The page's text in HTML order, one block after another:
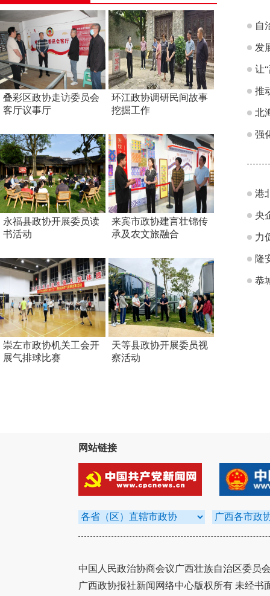
叠彩区政协走访委员会
客厅议事厅
环江政协调研民间故事
挖掘工作
永福县政协开展委员读
书活动
来宾市政协建言壮锦传
承及农文旅融合
崇左市政协机关工会开
展气排球比赛
天等县政协开展委员视
察活动
自
发
让
推
北
强
港
央
力
隆
恭
网站链接
中国人民政治协商会议广西壮族自治区委员
广西政协报社新闻网络中心版权所有 未经书